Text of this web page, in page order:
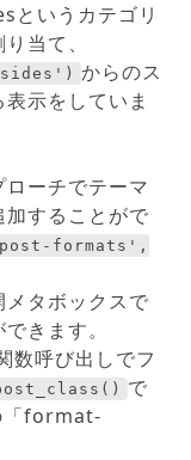
というカテゴリ
当て、
からのス
示をしていま
ーチでテーマ
することがで
formats',
タボックスで
きます。
数呼び出しでフ
で
「format-